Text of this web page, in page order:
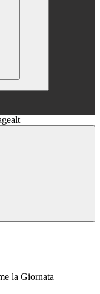
la Giornata